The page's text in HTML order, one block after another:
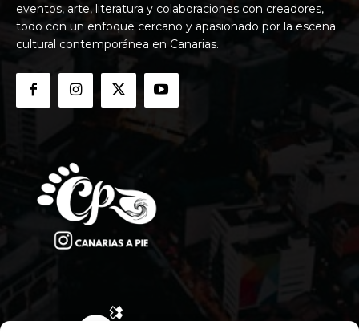
eventos, arte, literatura y colaboraciones con creadores,
todo con un enfoque cercano y apasionado por la escena
cultural contemporánea en Canarias.